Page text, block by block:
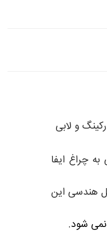
و لابی
چراغ ایفا
هندسی این